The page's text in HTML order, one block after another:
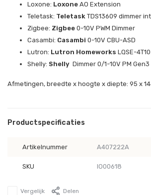
Loxone: Loxone AO Extension
Teletask: Teletask TDS13609 dimmer
Zigbee: Zigbee 0-10V PWM Dimmer
Casambi: Casambi 0-10V CBU-ASD
Lutron: Lutron Homeworks LQSE-
Shelly: Shelly Dimmer 0/1-10V PM Gen3
Afmetingen, breedte x hoogte x diepte: 95 x
Productspecificaties
Artikelnummer A407222A
SKU IO00618
Vergelijk Delen